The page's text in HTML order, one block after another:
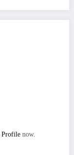
Profile now.